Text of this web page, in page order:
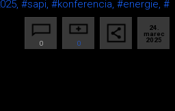
#sapi, #konferencia, #energie, #
24.
marec
2025
0
0